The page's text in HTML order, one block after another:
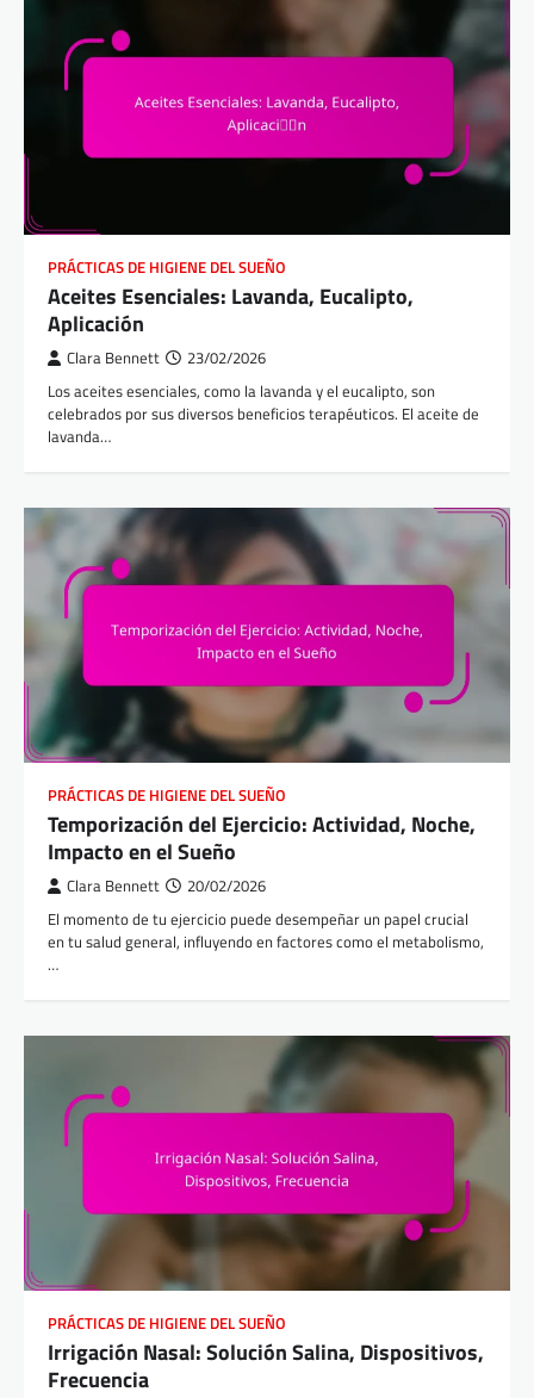
PRÁCTICAS DE HIGIENE DEL SUEÑO
Aceites Esenciales: Lavanda, Eucalipto,
Aplicación
Clara Bennett 23/02/2026
Los aceites esenciales, como la lavanda y el eucalipto, son
celebrados por sus diversos beneficios terapéuticos. El aceite de
lavanda…
PRÁCTICAS DE HIGIENE DEL SUEÑO
Temporización del Ejercicio: Actividad, Noche,
Impacto en el Sueño
Clara Bennett 20/02/2026
El momento de tu ejercicio puede desempeñar un papel crucial
en tu salud general, influyendo en factores como el metabolismo,
…
PRÁCTICAS DE HIGIENE DEL SUEÑO
Irrigación Nasal: Solución Salina, Dispositivos,
Frecuencia